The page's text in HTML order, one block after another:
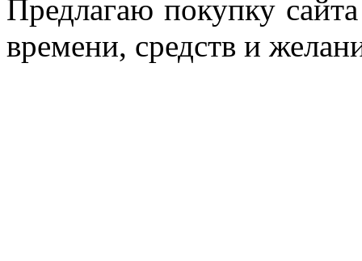
Пред­ла­гаю по­куп­ку
вре­мени, средств и